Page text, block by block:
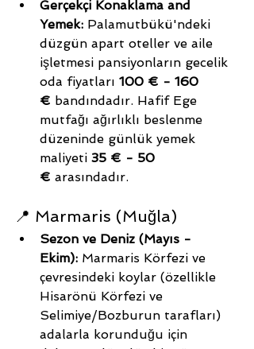
Gerçekçi Konaklama and
Yemek: Palamutbükü'ndeki
düzgün apart oteller ve aile
işletmesi pansiyonların gecelik
oda fiyatları 100 € - 160
€ bandındadır. Hafif Ege
mutfağı ağırlıklı beslenme
düzeninde günlük yemek
maliyeti 35 € - 50
€ arasındadır.
📍 Marmaris (Muğla)
Sezon ve Deniz (Mayıs -
Ekim): Marmaris Körfezi ve
çevresindeki koylar (özellikle
Hisarönü Körfezi ve
Selimiye/Bozburun tarafları)
adalarla korunduğu için